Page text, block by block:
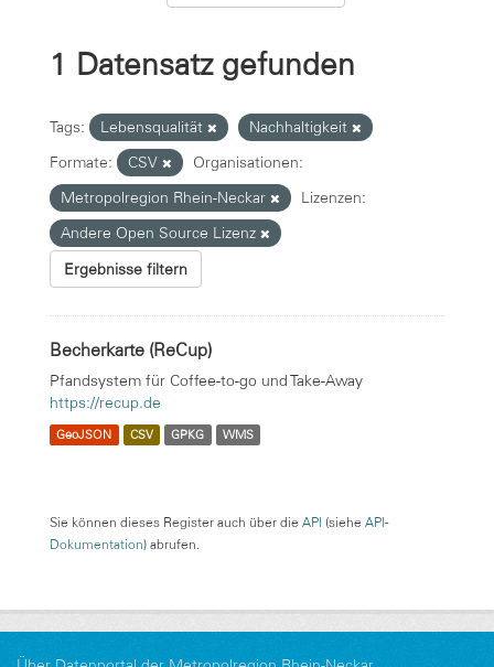
1 Datensatz gefunden
Tags: Lebensqualität
Nachhaltigkeit
Formate:
CSV
Organisationen:
Metropolregion Rhein-Neckar
Lizenzen:
Andere Open Source Lizenz
Ergebnisse filtern
Becherkarte (ReCup)
Pfandsystem für Coffee-to-go und Take-Away
https://recup.de
GeoJSON CSV GPKG WMS
Sie können dieses Register auch über die API (siehe API-
Dokumentation) abrufen.